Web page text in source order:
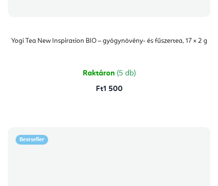
Yogi Tea New Inspiration BIO – gyógynövény- és fűszertea, 17 × 2 g
Raktáron (5 db)
Ft1 500
Bestseller